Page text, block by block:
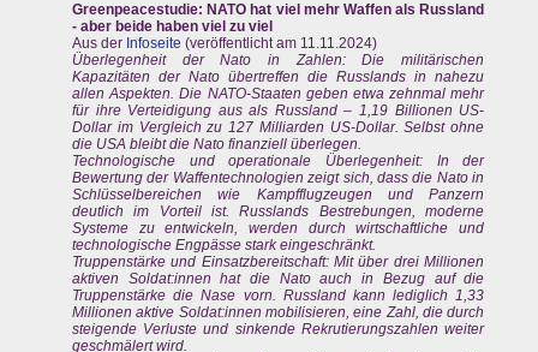
Greenpeacestudie: NATO hat viel mehr Waffen als Russland
- aber beide haben viel zu viel
Aus der Infoseite (veröffentlicht am 11.11.2024)
Überlegenheit der Nato in Zahlen: Die militärischen
Kapazitäten der Nato übertreffen die Russlands in nahezu
allen Aspekten. Die NATO-Staaten geben etwa zehnmal mehr
für ihre Verteidigung aus als Russland – 1,19 Billionen US-
Dollar im Vergleich zu 127 Milliarden US-Dollar. Selbst ohne
die USA bleibt die Nato finanziell überlegen.
Technologische und operationale Überlegenheit: In der
Bewertung der Waffentechnologien zeigt sich, dass die Nato in
Schlüsselbereichen wie Kampfflugzeugen und Panzern
deutlich im Vorteil ist. Russlands Bestrebungen, moderne
Systeme zu entwickeln, werden durch wirtschaftliche und
technologische Engpässe stark eingeschränkt.
Truppenstärke und Einsatzbereitschaft: Mit über drei Millionen
aktiven Soldat:innen hat die Nato auch in Bezug auf die
Truppenstärke die Nase vorn. Russland kann lediglich 1,33
Millionen aktive Soldat:innen mobilisieren, eine Zahl, die durch
steigende Verluste und sinkende Rekrutierungszahlen weiter
geschmälert wird.